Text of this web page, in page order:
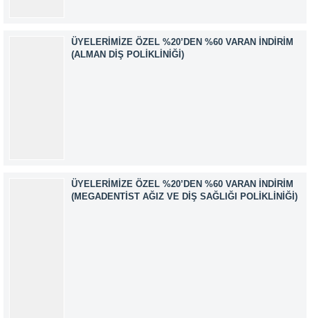
ÜYELERIMIZE ÖZEL %20’DEN %60 VARAN İNDIRIM
(ALMAN DIŞ POLIKLINIĞI)
ÜYELERIMIZE ÖZEL %20’DEN %60 VARAN İNDIRIM
(MEGADENTIST AĞIZ VE DIŞ SAĞLIĞI POLIKLINIĞI)